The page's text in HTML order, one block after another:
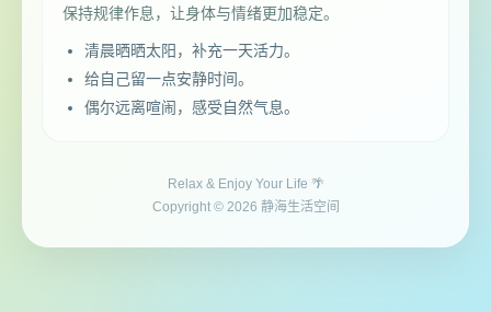
保持规律作息，让身体与情绪更加稳定。
清晨晒晒太阳，补充一天活力。
给自己留一点安静时间。
偶尔远离喧闹，感受自然气息。
Relax & Enjoy Your Life 🌴
Copyright © 2026 静海生活空间